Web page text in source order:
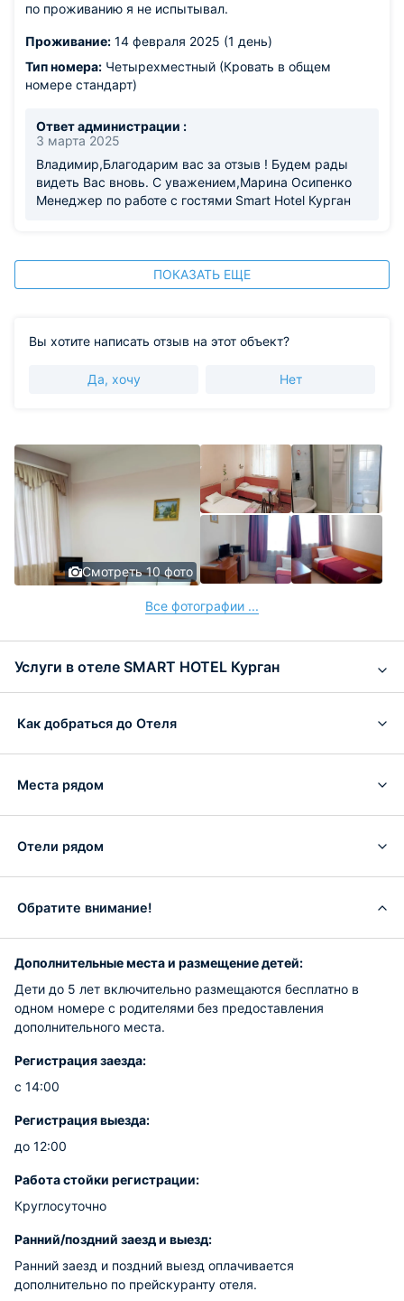
по проживанию я не испытывал.
Проживание: 14 февраля 2025 (1 день)
Тип номера: Четырехместный (Кровать в общем
номере стандарт)
Ответ администрации :
3 марта 2025
Владимир,Благодарим вас за отзыв ! Будем рады
видеть Вас вновь. С уважением,Марина Осипенко
Менеджер по работе с гостями Smart Hotel Курган
ПОКАЗАТЬ ЕЩЕ
Вы хотите написать отзыв на этот объект?
Да, хочу Нет
Смотреть 10 фото
Все фотографии ...
Услуги в отеле SMART HOTEL Курган
Как добраться до Отеля
Места рядом
Отели рядом
Обратите внимание!
Дополнительные места и размещение детей:
Дети до 5 лет включительно размещаются бесплатно в
одном номере с родителями без предоставления
дополнительного места.
Регистрация заезда:
с 14:00
Регистрация выезда:
до 12:00
Работа стойки регистрации:
Круглосуточно
Ранний/поздний заезд и выезд:
Ранний заезд и поздний выезд оплачивается
дополнительно по прейскуранту отеля.